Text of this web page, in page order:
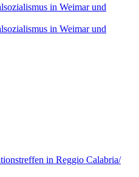
in Weimar und
in Weimar und
in Reggio Calabria/